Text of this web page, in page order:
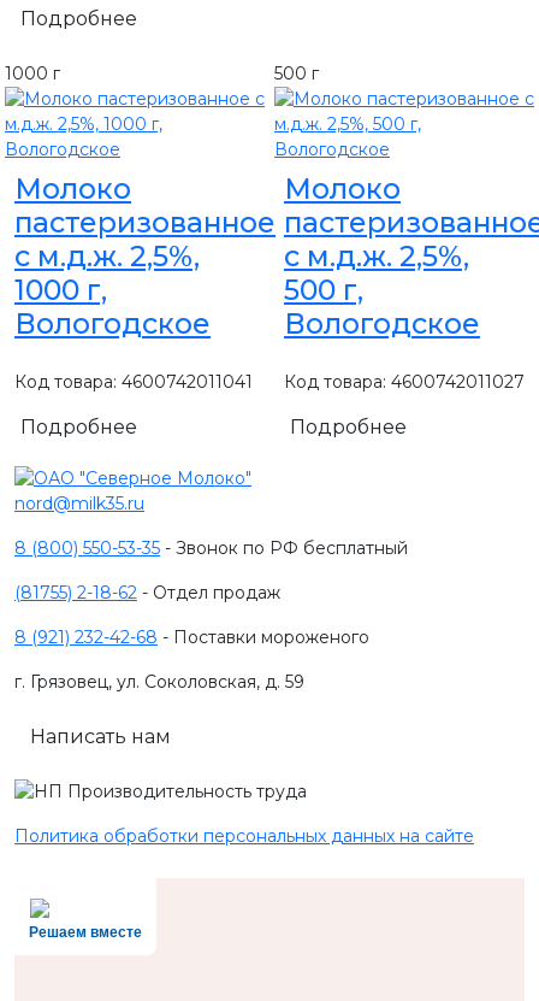
Подробнее
1000 г
Молоко
пастеризованное
с м.д.ж. 2,5%,
1000 г,
Вологодское
Код товара: 4600742011041
Подробнее
500 г
Молоко
с м.д.ж. 2,5%,
500 г,
Вологодское
Код товара: 4600742011027
Подробнее
nord@milk35.ru
8 (800) 550-53-35 - Звонок по РФ бесплатный
(81755) 2-18-62 - Отдел продаж
8 (921) 232-42-68 - Поставки мороженого
г. Грязовец, ул. Соколовская, д. 59
Написать нам
Политика обработки персональных данных на сайте
Решаем вместе